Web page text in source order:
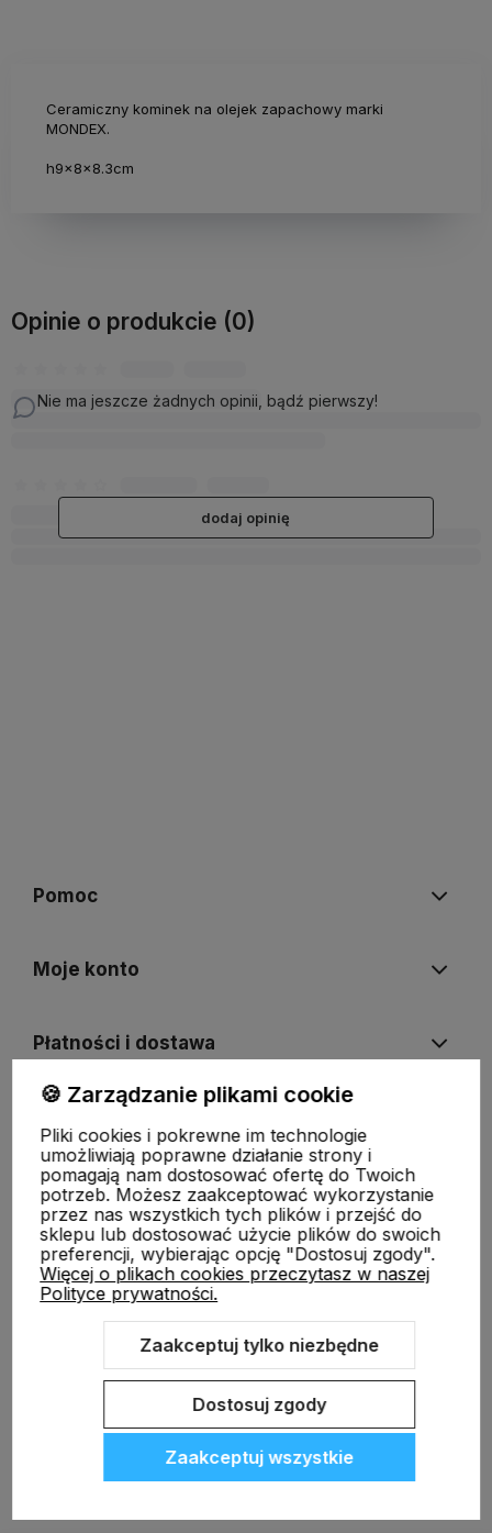
Ceramiczny kominek na olejek zapachowy marki
MONDEX.
h9x8x8.3cm
Opinie o produkcie (0)
Nie ma jeszcze żadnych opinii, bądź pierwszy!
dodaj opinię
Pomoc
Moje konto
Płatności i dostawa
O nas
Sklep internetowy Shoper.pl Szablon Shoper Modern 3.0™
🍪 Zarządzanie plikami cookie
Pliki cookies i pokrewne im technologie
umożliwiają poprawne działanie strony i
pomagają nam dostosować ofertę do Twoich
potrzeb. Możesz zaakceptować wykorzystanie
przez nas wszystkich tych plików i przejść do
sklepu lub dostosować użycie plików do swoich
preferencji, wybierając opcję "Dostosuj zgody".
Więcej o plikach cookies przeczytasz w naszej
Polityce prywatności.
Zaakceptuj tylko niezbędne
Dostosuj zgody
Zaakceptuj wszystkie